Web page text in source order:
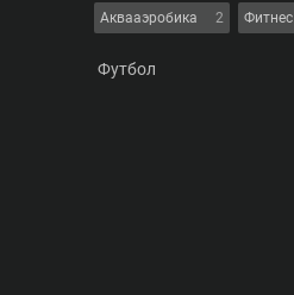
Аквааэробика 2 Фитнес
Футбол